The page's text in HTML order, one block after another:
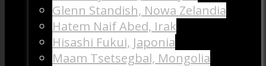
Glenn Standish, Nowa Zelandia
Hatem Naif Abed, Irak
Hisashi Fukui, Japonia
Maam Tsetsegbal, Mongolia